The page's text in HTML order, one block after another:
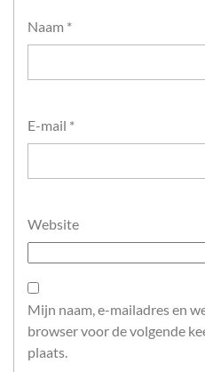
Naam *
E-mail *
Website
Mijn naam, e-mailadres en
browser voor de volgende
plaats.